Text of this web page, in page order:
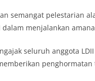
semangat pelestarian
menjalankan
seluruh anggota
penghormatan